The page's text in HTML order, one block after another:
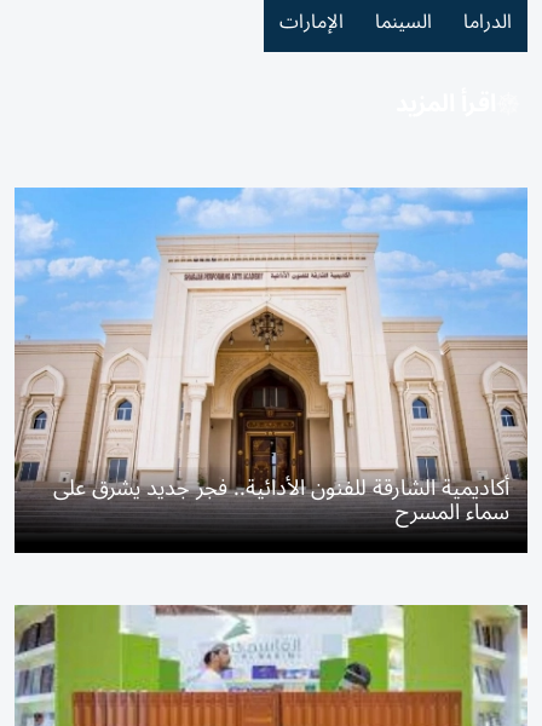
الدراما السينما الإمارات
أكاديمية الشارقة للفنون الأدائية.. فجر جديد يشرق على
سماء المسرح